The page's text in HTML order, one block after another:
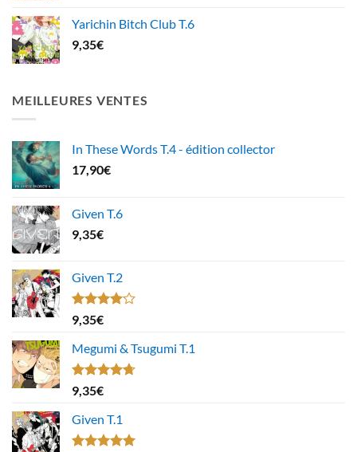
Yarichin Bitch Club T.6
9,35€
MEILLEURES VENTES
In These Words T.4 - édition collector
17,90€
Given T.6
9,35€
Given T.2
Note
4.00
5
9,35€
Megumi & Tsugumi T.1
Note4.67
sur 5
9,35€
Given T.1